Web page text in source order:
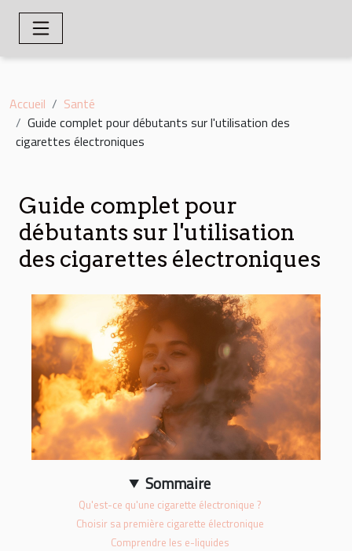
Accueil
Santé
Guide complet pour débutants sur l'utilisation des
cigarettes électroniques
Guide complet pour
débutants sur l'utilisation
des cigarettes électroniques
Sommaire
Qu'est-ce qu'une cigarette électronique ?
Choisir sa première cigarette électronique
Comprendre les e-liquides